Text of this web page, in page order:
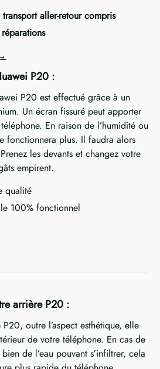
aller-retour compris
P20 :
P20 est effectué grâce à un
Un écran fissuré peut apporter
En raison de l’humidité ou
fonctionnera plus. Il faudra alors
les devants et changez votre
empirent.
qualité
100% fonctionnel
arrière P20 :
outre l’aspect esthétique, elle
de votre téléphone. En cas de
de l’eau pouvant s’infiltrer, cela